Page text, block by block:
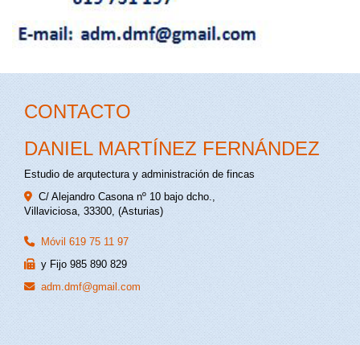
CONTACTO
DANIEL MARTÍNEZ FERNÁNDEZ
Estudio de arqutectura y administración de fincas
C/ Alejandro Casona nº 10 bajo dcho.,
Villaviciosa 33300 (Asturias)
Móvil 619 75 11 97
y Fijo 985 890 829
adm.dmf
gmail.com